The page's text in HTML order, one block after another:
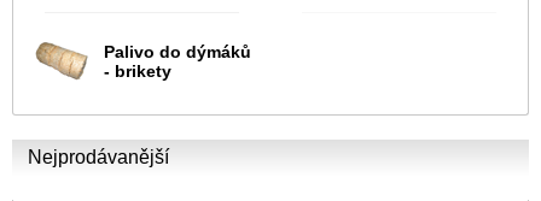
Palivo do dýmáků
- brikety
Nejprodávanější